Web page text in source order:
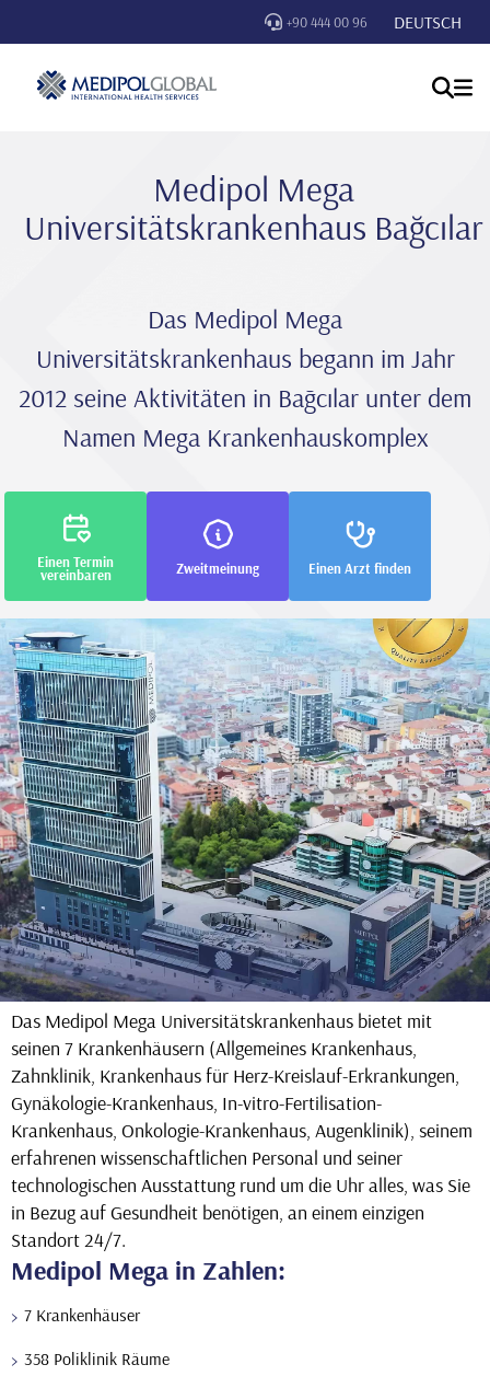
+90 444 00 96 DEUTSCH
Medipol Mega
Universitätskrankenhaus Bağcılar
Das Medipol Mega
Universitätskrankenhaus begann im Jahr
2012 seine Aktivitäten in Bağcılar unter dem
Namen Mega Krankenhauskomplex
Einen Termin
vereinbaren Zweitmeinung Einen Arzt finden
Das Medipol Mega Universitätskrankenhaus bietet mit
seinen 7 Krankenhäusern (Allgemeines Krankenhaus,
Zahnklinik, Krankenhaus für Herz-Kreislauf-Erkrankungen,
Gynäkologie-Krankenhaus, In-vitro-Fertilisation-
Krankenhaus, Onkologie-Krankenhaus, Augenklinik), seinem
erfahrenen wissenschaftlichen Personal und seiner
technologischen Ausstattung rund um die Uhr alles, was Sie
in Bezug auf Gesundheit benötigen, an einem einzigen
Standort 24/7.
Medipol Mega in Zahlen:
7 Krankenhäuser
358 Poliklinik Räume